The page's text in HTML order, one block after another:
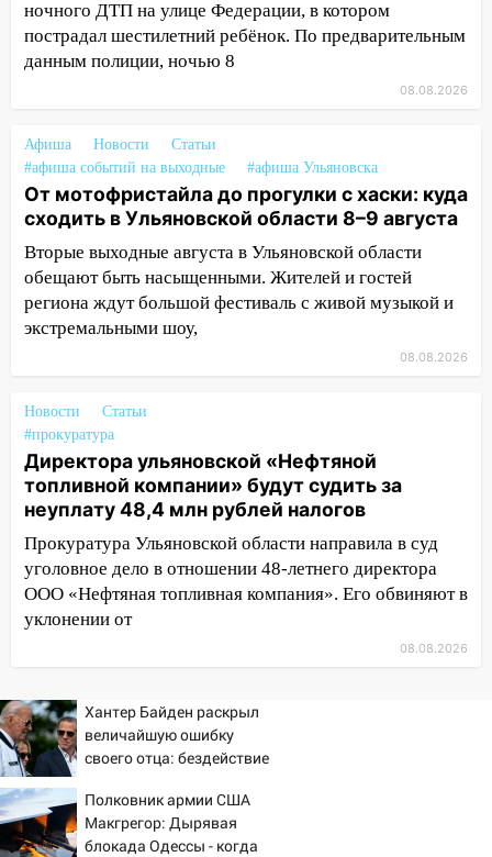
19:30 Ульяновцев приглашают
поддержать «Симбирскую чебурашку»
на фестивале «ФормАРТ»
«Культурное долголетие»
17:23 Прогноз погоды в Ульяновской
области на 8 августа
17:16 В реанимацию Ульяновской
областной больницы поступили шесть
новых аппаратов ИВЛ
16:51 В Чердаклинском районе
ремонтируют дороги, ставят остановки
16:35 В Ульяновске установили ещё
девять бункеров для крупногабаритного
мусора
16:26 В Ульяновске бесплатно покажут
матч «Волги» под открытым небом
16:12 В Ульяновском госуниверситете
разработают отечественный прибор для
цифровой ПЦР
за абонементы закрывшегося фитнес-
клуба «Рекорд-Fitness»
15:34
После вмешательства
прокуратуры в селах Ульяновской
области привели в порядок детские
площадки
ночного ДТП на улице Федерации, в котором
пострадал шестилетний ребёнок. По предварительным
данным полиции, ночью 8
08.08.2026
Афиша Новости
Статьи
#афиша событий на выходные
#афиша Ульяновска
От мотофристайла до прогулки с хаски: куда
сходить в Ульяновской области 8–9 августа
Вторые выходные августа в Ульяновской области
обещают быть насыщенными. Жителей и гостей
региона ждут большой фестиваль с живой музыкой и
экстремальными шоу,
08.08.2026
Новости
Статьи
#прокуратура
Директора ульяновской «Нефтяной
топливной компании» будут судить за
неуплату 48,4 млн рублей налогов
Прокуратура Ульяновской области направила в суд
уголовное дело в отношении 48-летнего директора
ООО «Нефтяная топливная компания». Его обвиняют в
уклонении от
08.08.2026
Хантер Байден раскрыл
величайшую ошибку
своего отца: бездействие
Полковник армии США
Макгрегор: Дырявая
блокада Одессы - когда